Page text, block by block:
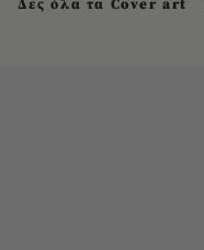
Δες όλα τα Cover art